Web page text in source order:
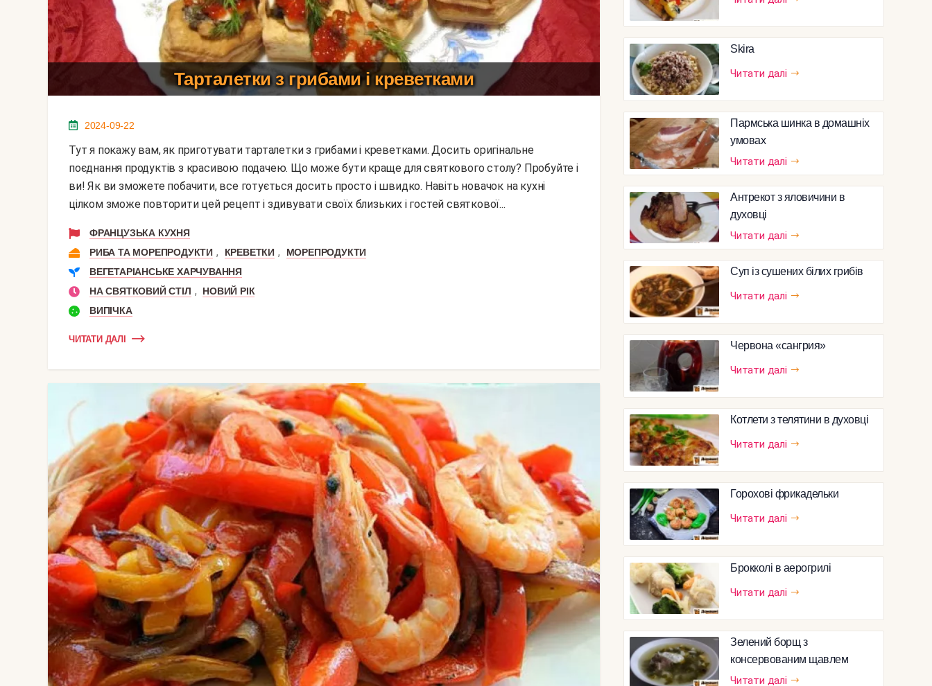
Тарталетки з грибами і креветками
2024-09-22
Тут я покажу вам, як приготувати тарталетки з грибами і креветками. Досить оригінальне
поєднання продуктів з красивою подачею. Що може бути краще для святкового столу? Пробуйте і
ви! Як ви зможете побачити, все готується досить просто і швидко. Навіть новачок на кухні
цілком зможе повторити цей рецепт і здивувати своїх близьких і гостей святкової...
ФРАНЦУЗЬКА КУХНЯ
РИБА ТА МОРЕПРОДУКТИ , КРЕВЕТКИ ,
МОРЕПРОДУКТИ
ВЕГЕТАРІАНСЬКЕ ХАРЧУВАННЯ
НА СВЯТКОВИЙ СТІЛ ,
НОВИЙ РІК
ВИПІЧКА
ЧИТАТИ ДАЛІ
Skira
Читати далі
Пармська шинка в домашніх
умовах
Читати далі
Антрекот з яловичини в
духовці
Читати далі
Суп із сушених білих грибів
Читати далі
Червона «сангрия»
Читати далі
Котлети з телятини в духовці
Читати далі
Горохові фрикадельки
Читати далі
Брокколі в аерогрилі
Читати далі
Зелений борщ з
консервованим щавлем
Читати далі